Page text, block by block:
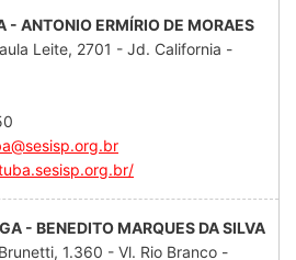
- ANTONIO ERMÍRIO DE MORAES
Leite, 2701 - Jd. California -
- BENEDITO MARQUES DA SILVA
1.360 - Vl. Rio Branco -